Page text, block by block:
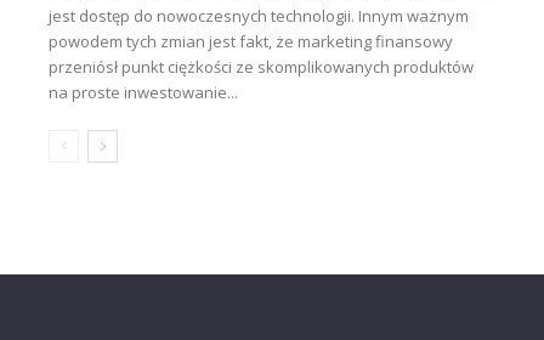
jest dostęp do nowoczesnych technologii. Innym ważnym
powodem tych zmian jest fakt, że marketing finansowy
przeniósł punkt ciężkości ze skomplikowanych produktów
na proste inwestowanie...